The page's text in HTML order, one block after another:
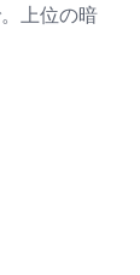
上位の暗